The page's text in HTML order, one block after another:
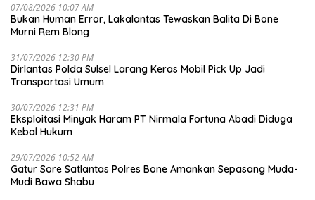
07/08/2026 10:07 AM
Bukan Human Error, Lakalantas Tewaskan Balita Di Bone
Murni Rem Blong
31/07/2026 12:30 PM
Dirlantas Polda Sulsel Larang Keras Mobil Pick Up Jadi
Transportasi Umum
30/07/2026 12:31 PM
Eksploitasi Minyak Haram PT Nirmala Fortuna Abadi Diduga
Kebal Hukum
29/07/2026 10:52 AM
Gatur Sore Satlantas Polres Bone Amankan Sepasang Muda-
Mudi Bawa Shabu